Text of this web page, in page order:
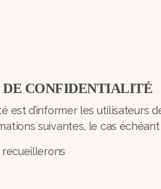
CONFIDENTIALITÉ
d’informer les utilisateurs
suivantes, le cas échéant